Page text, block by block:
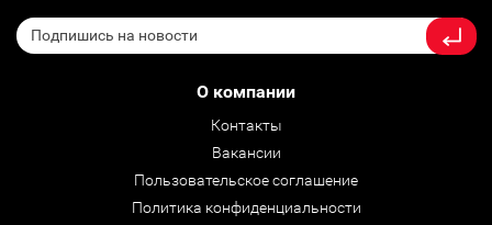
О компании
Контакты
Вакансии
Пользовательское соглашение
Политика конфиденциальности